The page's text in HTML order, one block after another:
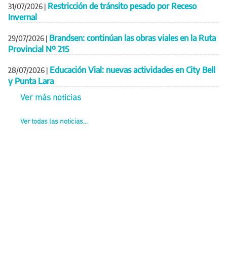
31/07/2026 | Restricción de tránsito pesado por Receso
Invernal
29/07/2026 | Brandsen: continúan las obras viales en la Ruta
Provincial Nº 215
28/07/2026 | Educación Vial: nuevas actividades en City Bell
y Punta Lara
Ver más noticias
Ver todas las noticias...